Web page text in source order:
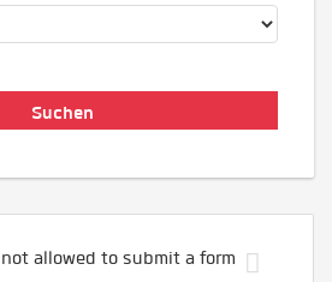
allowed to submit a form